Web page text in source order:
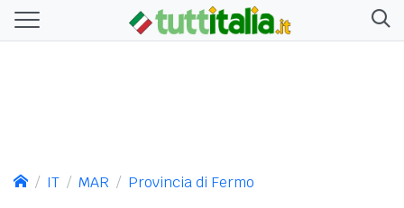
IT MAR Provincia di Fermo